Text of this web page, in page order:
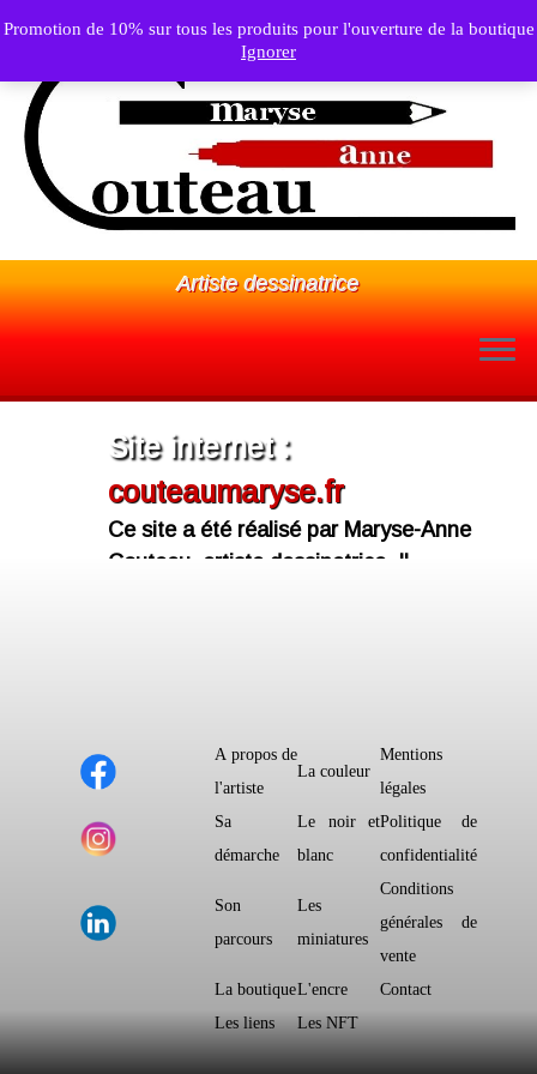
Promotion de 10% sur tous les produits pour l'ouverture de la boutique
Ignorer
Artiste dessinatrice
Site internet :
couteaumaryse.fr
Ce site a été réalisé par Maryse-Anne
Couteau, artiste dessinatrice. Il
Auteurs et inscrite à la Maison Des
Artistes.
Siret : 84452954500015
N° MDA :197507
Coordonnées
94 rue du 18 juin 95120 Ermont,Val
A propos de
l'artiste
La couleur
Mentions
légales
Sa
démarche
Le noir et
blanc
Politique de
confidentialité
Son
parcours
Les
miniatures
Conditions
générales de
vente
La boutiqueL'encre
Contact
Les liens
Les NFT